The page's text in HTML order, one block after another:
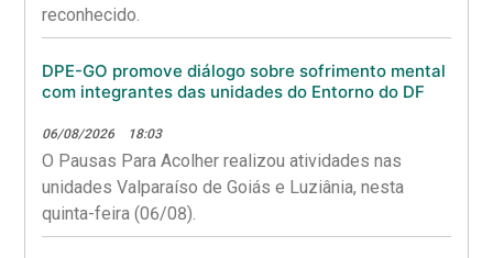
reconhecido.
DPE-GO promove diálogo sobre sofrimento mental
com integrantes das unidades do Entorno do DF
06/08/2026 18:03
O Pausas Para Acolher realizou atividades nas
unidades Valparaíso de Goiás e Luziânia, nesta
quinta-feira (06/08).